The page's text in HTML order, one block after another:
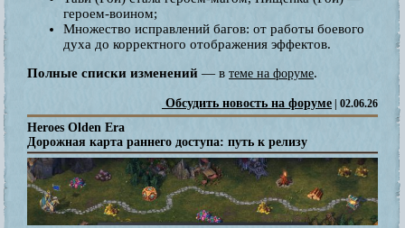
героем-воином;
Множество исправлений багов: от работы боевого
духа до корректного отображения эффектов.
Полные списки изменений — в теме на форуме.
Обсудить новость на форуме | 02.06.26
Heroes Olden Era
Дорожная карта раннего доступа: путь к релизу